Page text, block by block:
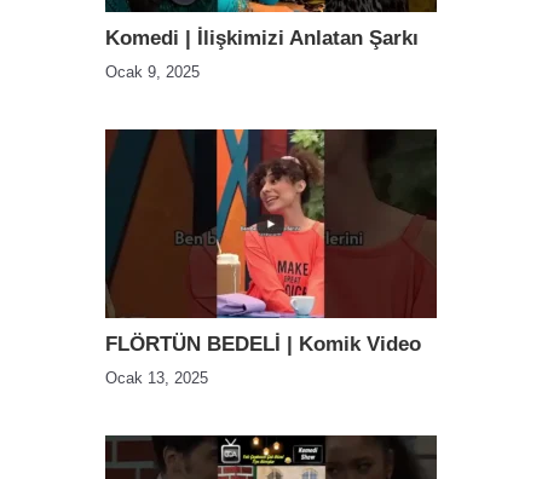
Komedi | İlişkimizi Anlatan Şarkı
Ocak 9, 2025
FLÖRTÜN BEDELİ | Komik Video
Ocak 13, 2025